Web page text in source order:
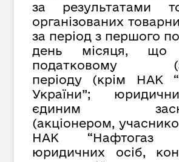
за результатами
організованих
за період з першого
день місяця, що
податковому
періоду (крім НАК
України”;
єдиним
(акціонером,
НАК “Нафтогаз
юридичних осіб,